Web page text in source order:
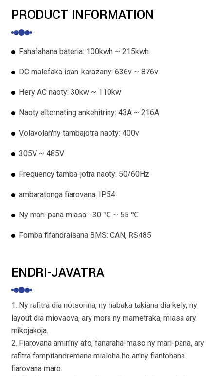
PRODUCT INFORMATION
Fahafahana bateria: 100kwh ~ 215kwh
DC malefaka isan-karazany: 636v ~ 876v
Hery AC naoty: 30kw ~ 110kw
Naoty alternating ankehitriny: 43A ~ 216A
Volavolan'ny tambajotra naoty: 400v
305V ~ 485V
Frequency tamba-jotra naoty: 50/60Hz
ambaratonga fiarovana: IP54
Ny mari-pana miasa: -30 ℃ ~ 55 ℃
Fomba fifandraisana BMS: CAN, RS485
ENDRI-JAVATRA
1. Ny rafitra dia notsorina, ny habaka takiana dia kely, ny
layout dia miovaova, ary mora ny mametraka, miasa ary
mikojakoja.
2. Fiarovana amin'ny afo, fanaraha-maso ny mari-pana, ary
rafitra fampitandremana mialoha ho an'ny fiantohana
fiarovana maro.